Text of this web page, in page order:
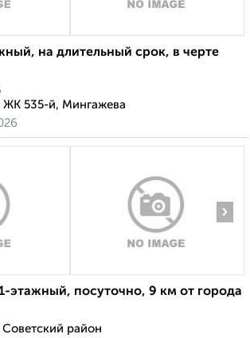
на длительный срок, в черте
ЖК 535-й, Мингажева
›
этажный, посуточно, 9 км от города
район